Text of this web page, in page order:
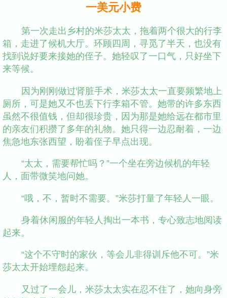
一美元小费
第一次走出乡村的米莎太太，拖着两个很大的行李
箱，走进了候机大厅。环顾四周，寻觅了半天，也没有
找到说好要来接她的侄子。她轻叹了一口气，只好坐下
来等候。
因为刚刚做过肾脏手术，米莎太太一直要频繁地上
厕所，可是她又不也丢下行李箱不管。她带的许多东西
虽然不很值钱，但却很珍贵，因为那是她给远在都市里
的亲友们积攒了多年的礼物。她只得一边忍耐着，一边
焦急地东张西望，盼着侄子早点出现。
“太太，需要帮忙吗？”一个坐在旁边候机的年轻
人，面带微笑地问她。
“哦，不，暂时不需要。”米莎打量了年轻人一眼。
身着休闲服的年轻人掏出一本书，专心致志地阅读
起来。
“这个不守时的家伙，等会儿非得训斥他不可。”米
莎太太开始埋怨起来。
又过了一会儿，米莎太太实在忍不住了，她向身旁